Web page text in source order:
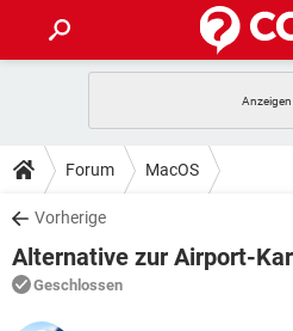
ANDROID
WINDOWS 10
WHATSAPP
FACEBOOK
TIPPS & TRICKS
SPIELE
WINDOWS 10
WHATSAPP
DOWNLOADS
SPIELE
ANDROID
FORUM
SPIELE
Forum MacOS
Vorherige
Alternative zur Airport-
Geschlossen